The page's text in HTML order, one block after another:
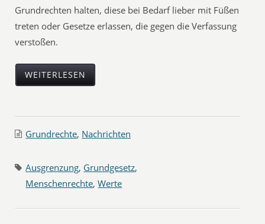
Grundrechten halten, diese bei Bedarf lieber mit Füßen
treten oder Gesetze erlassen, die gegen die Verfassung
verstoßen.
WEITERLESEN
Grundrechte, Nachrichten
Ausgrenzung, Grundgesetz,
Menschenrechte,Werte